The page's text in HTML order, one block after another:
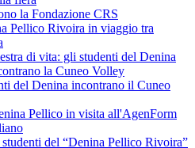
la Fondazione CRS
Pellico Rivoira in viaggio tra
di vita: gli studenti del Denina
la Cuneo Volley
del Denina incontrano il Cuneo
Pellico in visita all'AgenForm
del “Denina Pellico Rivoira”